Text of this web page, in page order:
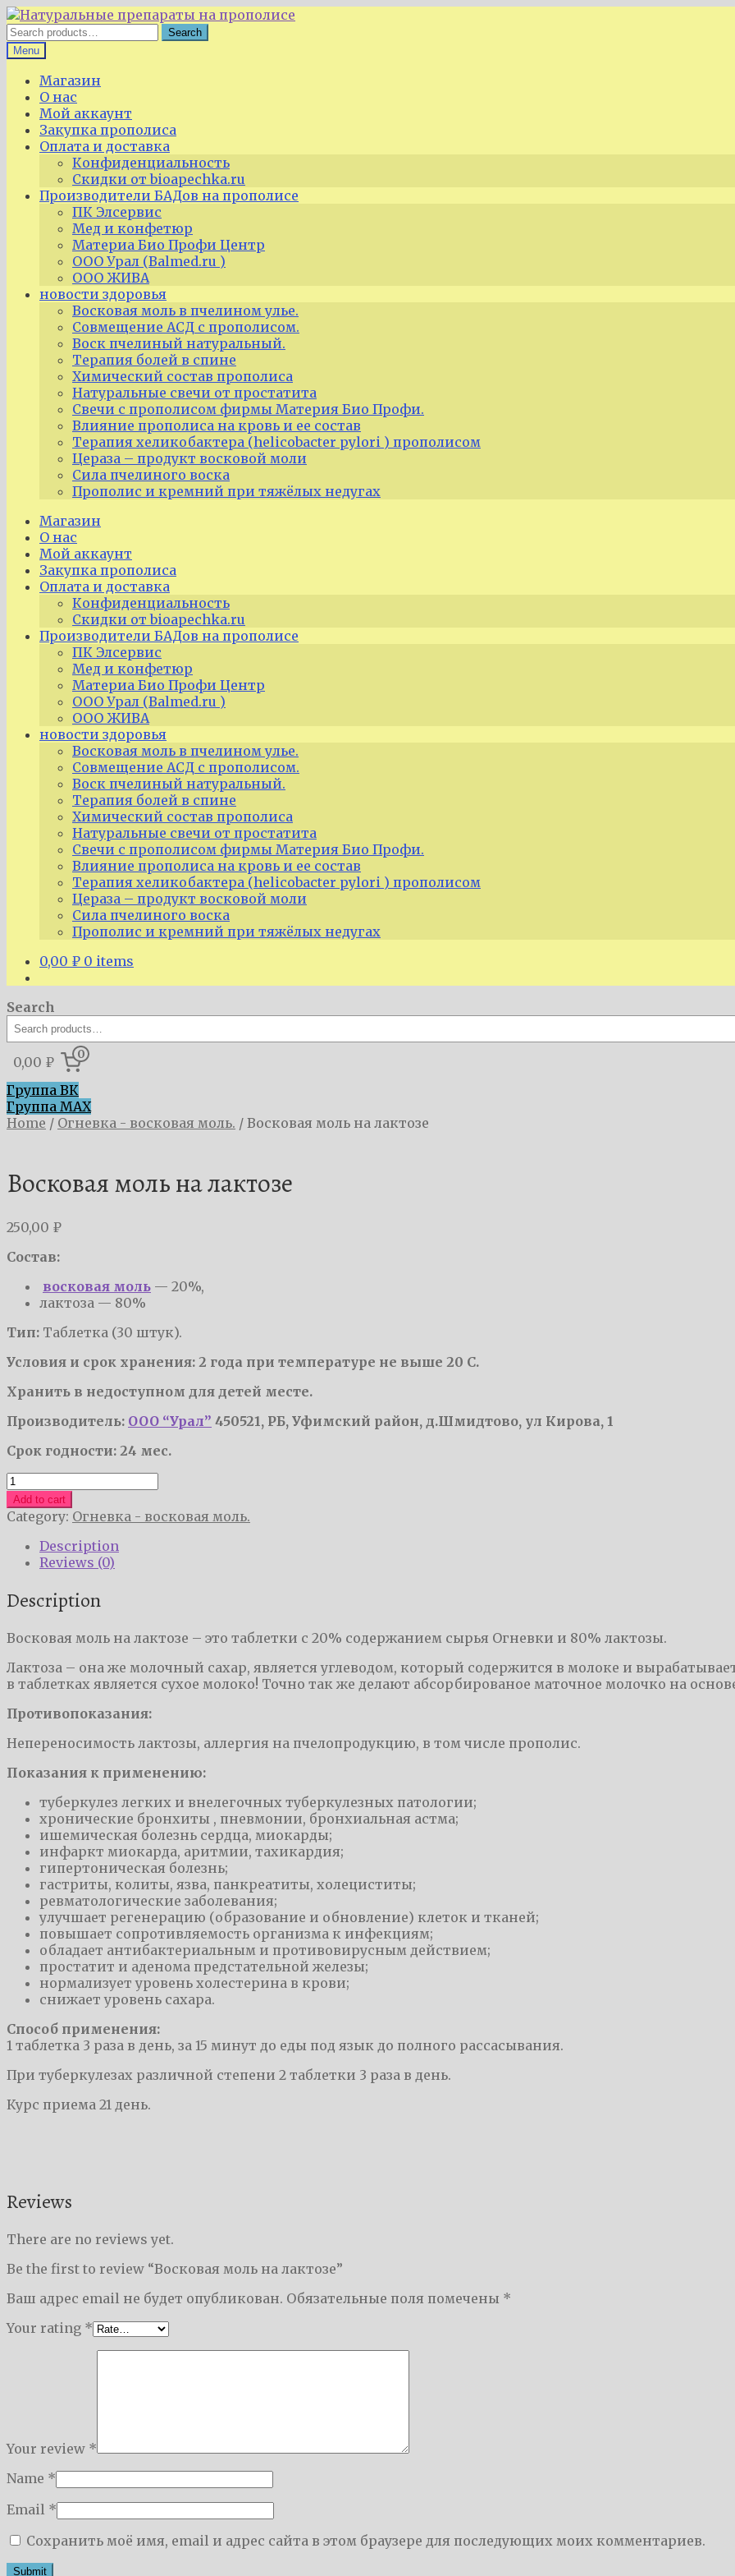
Skip
to
navigation
Skip
to
content
Search
for:
Search
Menu
Магазин
О нас
Мой аккаунт
Закупка прополиса
Оплата и доставка
Конфиденциальность
Скидки от bioapechka.ru
Производители БАДов на прополисе
ПК Элсервис
Мед и конфетюр
Материа Био Профи Центр
ООО Урал (Balmed.ru )
ООО ЖИВА
новости здоровья
Восковая моль в пчелином улье.
Совмещение АСД с прополисом.
Воск пчелиный натуральный.
Терапия болей в спине
Химический состав прополиса
Натуральные свечи от простатита
Свечи с прополисом фирмы Материя Био Профи.
Влияние прополиса на кровь и ее состав
Терапия хеликобактера (helicobacter pylori ) прополисом
Цераза – продукт восковой моли
Сила пчелиного воска
Прополис и кремний при тяжёлых недугах
Магазин
О нас
Мой аккаунт
Закупка прополиса
Оплата и доставка
Конфиденциальность
Скидки от bioapechka.ru
Производители БАДов на прополисе
ПК Элсервис
Мед и конфетюр
Материа Био Профи Центр
ООО Урал (Balmed.ru )
ООО ЖИВА
новости здоровья
Восковая моль в пчелином улье.
Совмещение АСД с прополисом.
Воск пчелиный натуральный.
Терапия болей в спине
Химический состав прополиса
Натуральные свечи от простатита
Свечи с прополисом фирмы Материя Био Профи.
Влияние прополиса на кровь и ее состав
Терапия хеликобактера (helicobacter pylori ) прополисом
Цераза – продукт восковой моли
Сила пчелиного воска
Прополис и кремний при тяжёлых недугах
0,00 ₽ 0 items
Search
0,00 ₽ 0
Группа ВК
Группа MAX
Home / Огневка - восковая моль. / Восковая моль на лактозе
Восковая моль на лактозе
250,00 ₽
Состав:
восковая моль — 20%,
лактоза — 80%
Тип: Таблетка (30 штук).
Условия и срок хранения: 2 года при температуре не выше 20 С.
Хранить в недоступном для детей месте.
Производитель: ООО “Урал” 450521, РБ, Уфимский район, д.Шмидтово, ул Кирова, 1
Срок годности: 24 мес.
Восковая
моль
на
лактозе
quantity
Add to cart
Category: Огневка - восковая моль.
Description
Reviews (0)
Description
Восковая моль на лактозе – это таблетки с 20% содержанием сырья Огневки и 80% лактозы.
Лактоза – она же молочный сахар, является углеводом, который содержится в молоке и
в таблетках является сухое молоко! Точно так же делают абсорбированое маточное молочко на
Противопоказания:
Непереносимость лактозы, аллергия на пчелопродукцию, в том числе прополис.
Показания к применению:
туберкулез легких и внелегочных туберкулезных патологии;
хронические бронхиты , пневмонии, бронхиальная астма;
ишемическая болезнь сердца, миокарды;
инфаркт миокарда, аритмии, тахикардия;
гипертоническая болезнь;
гастриты, колиты, язва, панкреатиты, холециститы;
ревматологические заболевания;
улучшает регенерацию (образование и обновление) клеток и тканей;
повышает сопротивляемость организма к инфекциям;
обладает антибактериальным и противовирусным действием;
простатит и аденома предстательной железы;
нормализует уровень холестерина в крови;
снижает уровень сахара.
Способ применения:
1 таблетка 3 раза в день, за 15 минут до еды под язык до полного рассасывания.
При туберкулезах различной степени 2 таблетки 3 раза в день.
Курс приема 21 день.
Reviews
There are no reviews yet.
Be the first to review “Восковая моль на лактозе”
Ваш адрес email не будет опубликован. Обязательные поля помечены *
Your rating *
Your review *
Name *
Email *
Сохранить моё имя, email и адрес сайта в этом браузере для последующих моих комментариев.